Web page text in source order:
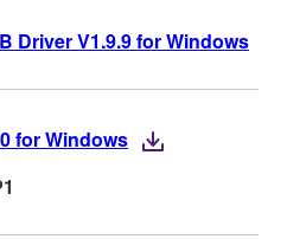
Driver V1.9.9 for Windows
for Windows